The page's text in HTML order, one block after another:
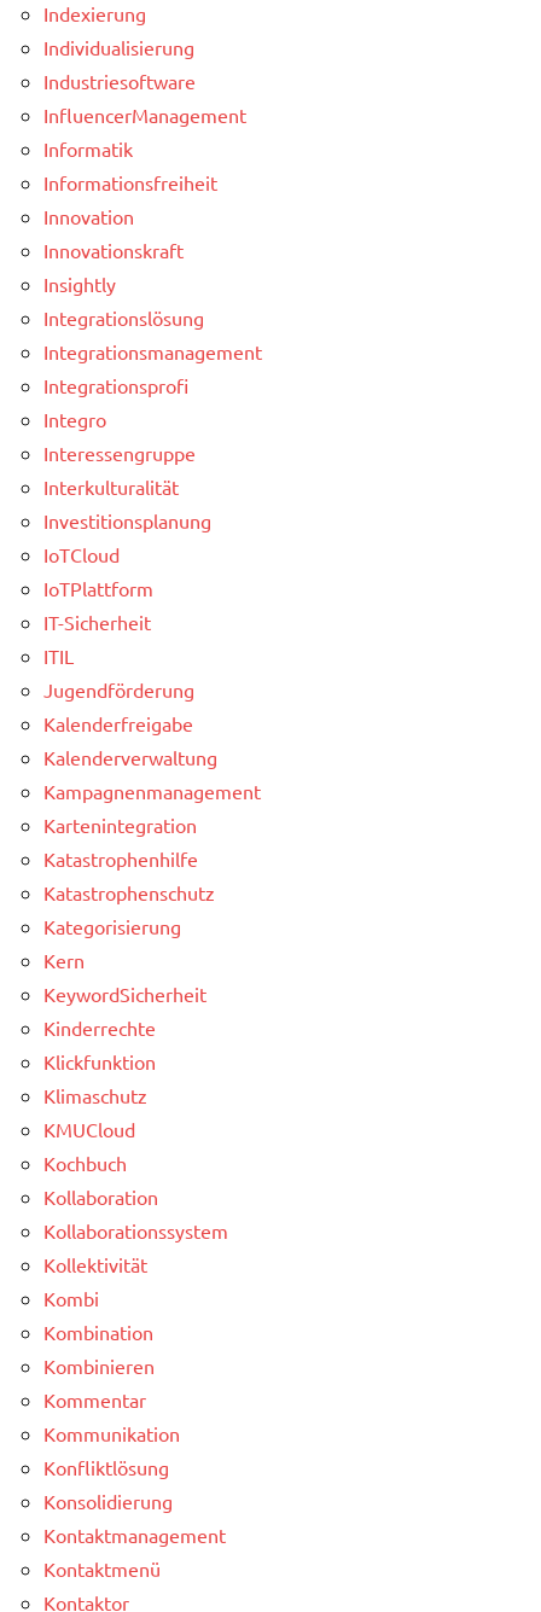
Indexierung
Individualisierung
Industriesoftware
InfluencerManagement
Informatik
Informationsfreiheit
Innovation
Innovationskraft
Insightly
Integrationslösung
Integrationsmanagement
Integrationsprofi
Integro
Interessengruppe
Interkulturalität
Investitionsplanung
IoTCloud
IoTPlattform
IT-Sicherheit
ITIL
Jugendförderung
Kalenderfreigabe
Kalenderverwaltung
Kampagnenmanagement
Kartenintegration
Katastrophenhilfe
Katastrophenschutz
Kategorisierung
Kern
KeywordSicherheit
Kinderrechte
Klickfunktion
Klimaschutz
KMUCloud
Kochbuch
Kollaboration
Kollaborationssystem
Kollektivität
Kombi
Kombination
Kombinieren
Kommentar
Kommunikation
Konfliktlösung
Konsolidierung
Kontaktmanagement
Kontaktmenü
Kontaktor